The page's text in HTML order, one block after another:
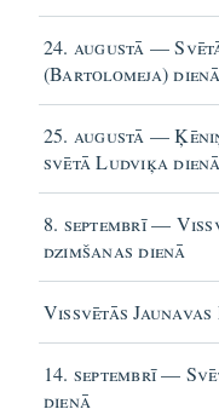
24. augustā —
(Bartolomeja) dienā
25. augustā —
svētā Ludviķa dienā
8. septembrī —
dzimšanas dienā
Vissvētās
14. septembrī —
dienā